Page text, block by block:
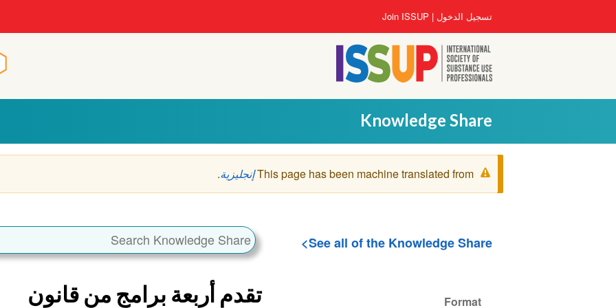
User
account
menu
تسجيل الدخول Join ISSUP
Knowledge Share
رسالة
التحذير
This page has been machine translated fromإنجليزية.
See all of the Knowledge Share
Format
تقدم أربعة برامج من قانون